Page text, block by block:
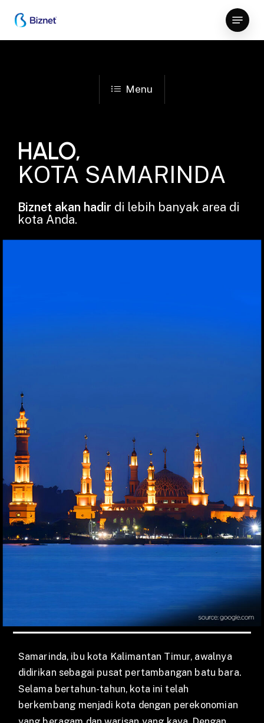
main
Menu
Menu
HALO,
KOTA SAMARINDA
Biznet akan hadir di lebih banyak area di
kota Anda.
Samarinda, ibu kota Kalimantan Timur, awalnya
didirikan sebagai pusat pertambangan batu bara.
Selama bertahun-tahun, kota ini telah
berkembang menjadi kota dengan perekonomian